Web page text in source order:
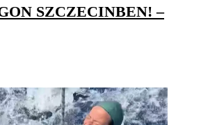
SZCZECINBEN! –